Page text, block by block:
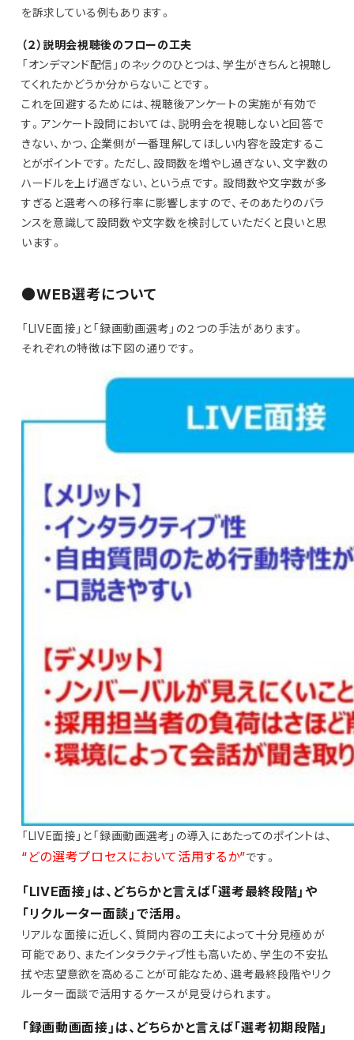
を訴求している例もあります。
（２）説明会視聴後のフローの工夫
「オンデマンド配信」のネックのひとつは、学生がきちんと視聴し
てくれたかどうか分からないことです。
これを回避するためには、視聴後アンケートの実施が有効で
す。アンケート設問においては、説明会を視聴しないと回答で
きない、かつ、企業側が一番理解してほしい内容を設定するこ
とがポイントです。ただし、設問数を増やし過ぎない、文字数の
ハードルを上げ過ぎない、という点です。設問数や文字数が多
すぎると選考への移行率に影響しますので、そのあたりのバラ
ンスを意識して設問数や文字数を検討していただくと良いと思
います。
●WEB選考について
「LIVE面接」と「録画動画選考」の２つの手法があります。
それぞれの特徴は下図の通りです。
「LIVE面接」と「録画動画選考」の導入にあたってのポイントは、
“どの選考プロセスにおいて活用するか”です。
「LIVE面接」は、どちらかと言えば「選考最終段階」や
「リクルーター面談」で活用。
リアルな面接に近しく、質問内容の工夫によって十分見極めが
可能であり、またインタラクティブ性も高いため、学生の不安払
拭や志望意欲を高めることが可能なため、選考最終段階やリク
ルーター面談で活用するケースが見受けられます。
「録画動画面接」は、どちらかと言えば「選考初期段階」